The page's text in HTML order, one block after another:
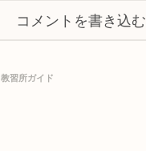
コメントを書き込む
教習所ガイド